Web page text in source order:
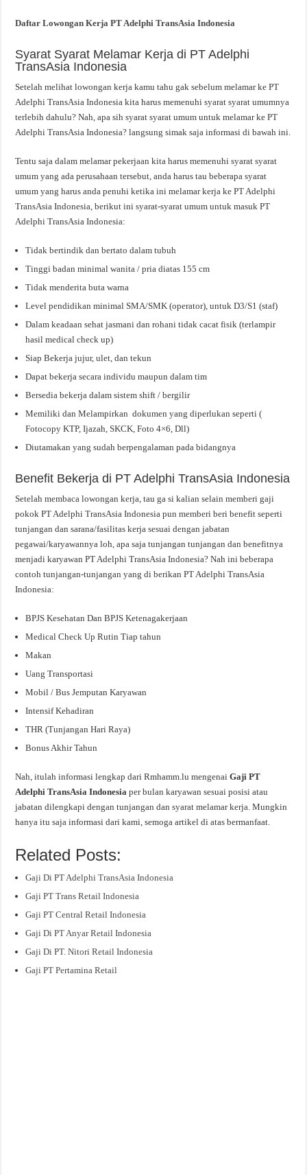
Daftar Lowongan Kerja PT Adelphi TransAsia Indonesia
Syarat Syarat Melamar Kerja di PT Adelphi
TransAsia Indonesia
Setelah melihat lowongan kerja kamu tahu gak sebelum melamar ke PT
Adelphi TransAsia Indonesia kita harus memenuhi syarat syarat umumnya
terlebih dahulu? Nah, apa sih syarat syarat umum untuk melamar ke PT
Adelphi TransAsia Indonesia? langsung simak saja informasi di bawah ini.
Tentu saja dalam melamar pekerjaan kita harus memenuhi syarat syarat
umum yang ada perusahaan tersebut, anda harus tau beberapa syarat
umum yang harus anda penuhi ketika ini melamar kerja ke PT Adelphi
TransAsia Indonesia, berikut ini syarat-syarat umum untuk masuk PT
Adelphi TransAsia Indonesia:
Tidak bertindik dan bertato dalam tubuh
Tinggi badan minimal wanita / pria diatas 155 cm
Tidak menderita buta warna
Level pendidikan minimal SMA/SMK (operator), untuk D3/S1 (staf)
Dalam keadaan sehat jasmani dan rohani tidak cacat fisik (terlampir
hasil medical check up)
Siap Bekerja jujur, ulet, dan tekun
Dapat bekerja secara individu maupun dalam tim
Bersedia bekerja dalam sistem shift / bergilir
Memiliki dan Melampirkan dokumen yang diperlukan seperti (
Fotocopy KTP, Ijazah, SKCK, Foto 4×6, Dll)
Diutamakan yang sudah berpengalaman pada bidangnya
Benefit Bekerja di PT Adelphi TransAsia Indonesia
Setelah membaca lowongan kerja, tau ga si kalian selain memberi gaji
pokok PT Adelphi TransAsia Indonesia pun memberi beri benefit seperti
tunjangan dan sarana/fasilitas kerja sesuai dengan jabatan
pegawai/karyawannya loh, apa saja tunjangan tunjangan dan benefitnya
menjadi karyawan PT Adelphi TransAsia Indonesia? Nah ini beberapa
contoh tunjangan-tunjangan yang di berikan PT Adelphi TransAsia
Indonesia:
BPJS Kesehatan Dan BPJS Ketenagakerjaan
Medical Check Up Rutin Tiap tahun
Makan
Uang Transportasi
Mobil / Bus Jemputan Karyawan
Intensif Kehadiran
THR (Tunjangan Hari Raya)
Bonus Akhir Tahun
Nah, itulah informasi lengkap dari Rmhamm.lu mengenaiGaji PT
Adelphi TransAsia Indonesiaper bulan karyawan sesuai posisi atau
jabatan dilengkapi dengan tunjangan dan syarat melamar kerja. Mungkin
hanya itu saja informasi dari kami, semoga artikel di atas bermanfaat.
Related Posts:
Gaji Di PT Adelphi TransAsia Indonesia
Gaji PT Trans Retail Indonesia
Gaji PT Central Retail Indonesia
Gaji Di PT Anyar Retail Indonesia
Gaji Di PT. Nitori Retail Indonesia
Gaji PT Pertamina Retail